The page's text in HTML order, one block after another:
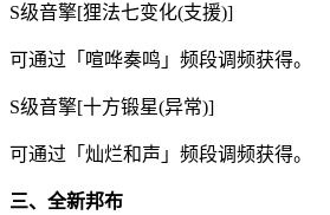
S级音擎[狸法七变化(支援)]
可通过「喧哗奏鸣」频段调频获得。
S级音擎[十方锻星(异常)]
可通过「灿烂和声」频段调频获得。
三、全新邦布